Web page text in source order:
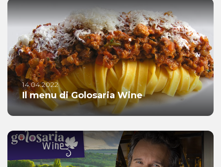
14.04.2022
Il menu di Golosaria Wine